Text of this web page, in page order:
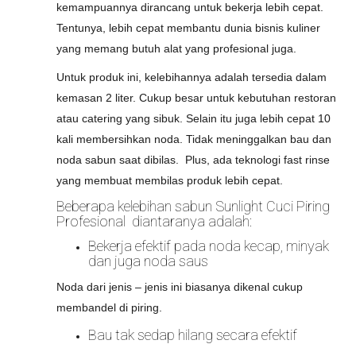
kemampuannya dirancang untuk bekerja lebih cepat.
Tentunya, lebih cepat membantu dunia bisnis kuliner
yang memang butuh alat yang profesional juga.
Untuk produk ini, kelebihannya adalah tersedia dalam
kemasan 2 liter. Cukup besar untuk kebutuhan restoran
atau catering yang sibuk. Selain itu juga lebih cepat 10
kali membersihkan noda. Tidak meninggalkan bau dan
noda sabun saat dibilas. Plus, ada teknologi fast rinse
yang membuat membilas produk lebih cepat.
Beberapa kelebihan sabun Sunlight Cuci Piring
Profesional diantaranya adalah:
Bekerja efektif pada noda kecap, minyak
dan juga noda saus
Noda dari jenis – jenis ini biasanya dikenal cukup
membandel di piring.
Bau tak sedap hilang secara efektif